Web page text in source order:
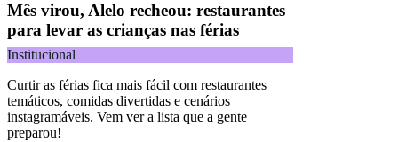
Mês virou, Alelo recheou: restaurantes
para levar as crianças nas férias
Institucional
Curtir as férias fica mais fácil com restaurantes
temáticos, comidas divertidas e cenários
instagramáveis. Vem ver a lista que a gente
preparou!